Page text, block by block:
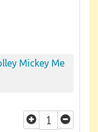
Mickey Me